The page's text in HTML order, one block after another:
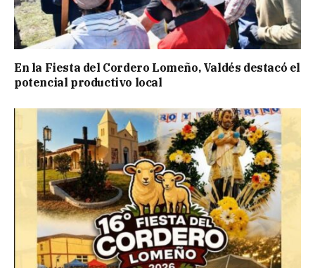
En la Fiesta del Cordero Lomeño, Valdés destacó el
potencial productivo local